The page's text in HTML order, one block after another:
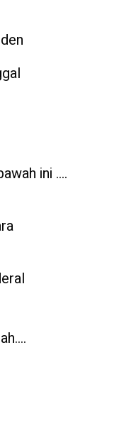
ini ….